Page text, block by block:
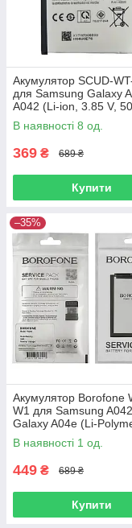
Акумулятор SCUD-
для Samsung Galaxy
A042 (Li-ion, 3.85 V,
mAh)
В наявності 8 од.
369 ₴ 689 ₴
Купити
–35%
Акумулятор Borofone
W1 для Samsung A042
Galaxy A04e (Li-
3.85V, 5000mAh)
В наявності 1 од.
449 ₴ 689 ₴
Купити